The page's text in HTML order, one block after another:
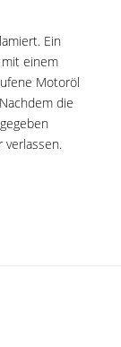
Ein
einem
Motoröl
die
verlassen.